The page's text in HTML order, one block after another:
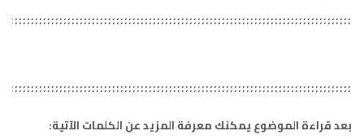
بعد قراءة الموضوع يمكنك معرفة المزيد عن الكلمات الآتية: